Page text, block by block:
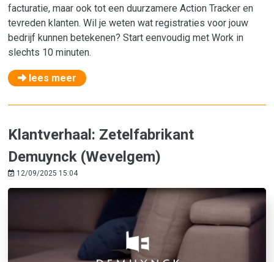
facturatie, maar ook tot een duurzamere Action Tracker en
tevreden klanten. Wil je weten wat registraties voor jouw
bedrijf kunnen betekenen? Start eenvoudig met Work in
slechts 10 minuten.
lees meer
Klantverhaal: Zetelfabrikant
Demuynck (Wevelgem)
12/09/2025 15:04